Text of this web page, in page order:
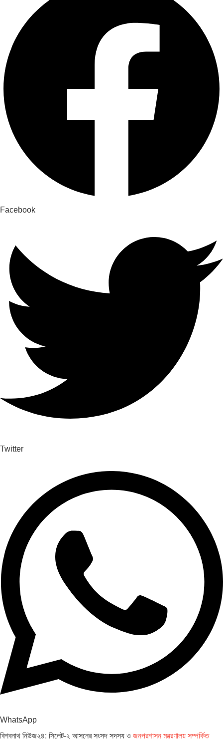
Facebook
Twitter
WhatsApp
বিশ্বনাথ নিউজ২৪: সিলেট-২ আসনের সংসদ সদস্য ও জনপ্রশাসন মন্ত্রণালয় সম্পর্কিত